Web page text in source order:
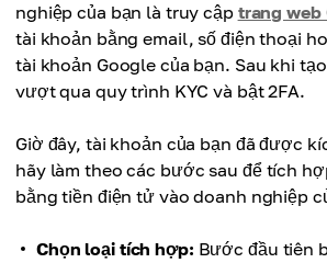
nghiệp của bạn là truy cập trang web
tài khoản bằng email, số điện thoại
tài khoản Google của bạn. Sau khi
vượt qua quy trình KYC và bật 2FA.
Giờ đây, tài khoản của bạn đã được
hãy làm theo các bước sau để tích
bằng tiền điện tử vào doanh nghiệp
Chọn loại tích hợp: Bước đầu tiên